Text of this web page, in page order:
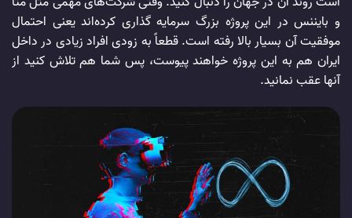
و بایننس در این پروژه بزرگ سرمایه گذاری کرده‌اند یعنی احتمال
موفقیت آن بسیار بالا رفته است. قطعاً به زودی افراد زیادی در داخل
ایران هم به این پروژه خواهند پیوست، پس شما هم تلاش کنید از
آنها عقب نمانید.